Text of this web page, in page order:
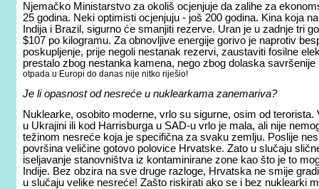
Njemačko Ministarstvo za okoliš ocjenjuje da zalihe za
25 godina. Neki optimisti ocjenjuju - još 200 godina. Kina koja
Indija i Brazil, sigurno će smanjiti rezerve. Uran je u zadnje tri
$107 po kilogramu. Za obnovljive energije gorivo je naprotiv
poskupljenje, prije negoli nestanak rezervi, zaustaviti fosilne
prestalo zbog nestanka kamena, nego zbog dolaska
otpada u Europi do danas nije nitko riješio!
Je li opasnost od nesreće u nuklearkama zanemariva?
Nuklearke, osobito moderne, vrlo su sigurne, osim od
u Ukrajini ili kod Harrisburga u SAD-u vrlo je mala, ali nije
težinom nesreće koja je specifična za svaku zemlju. Poslije
površina veličine gotovo polovice Hrvatske. Zato u slučaju
iseljavanje stanovništva iz kontaminirane zone kao što je to
Indije. Bez obzira na sve druge razloge, Hrvatska ne smije
u slučaju velike nesreće! Zašto riskirati ako se i bez nuklearki